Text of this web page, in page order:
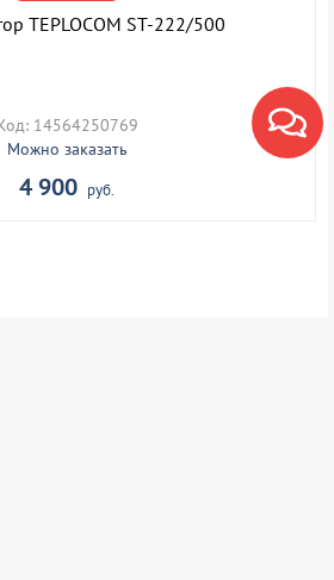
TEPLOCOM ST-222/500
14564250769
Можно заказать
4 900 руб.